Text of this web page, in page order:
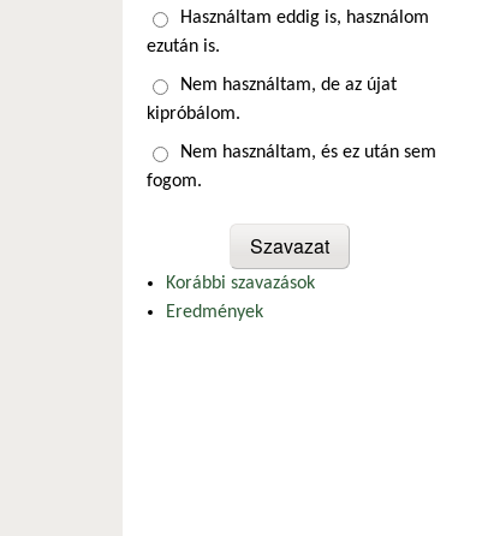
Választások
Használtam eddig is, használom
ezután is.
Nem használtam, de az újat
kipróbálom.
Nem használtam, és ez után sem
fogom.
Korábbi szavazások
Eredmények